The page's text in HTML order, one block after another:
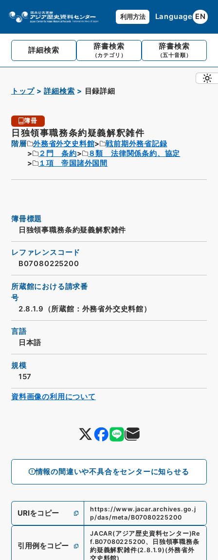
利用方法 Language EN
詳細検索 辞書検索
（カテゴリ）
辞書検索
（五十音順）
トップ 詳細検索 目録詳細
簿冊
日独領事職務条約疑義解釈雑件
階層 外務省外交史料館
戦前期外務省記録
２門 条約
８類 法律関係条約、協定
１項 帝国諸外国間
情報の間違いや不具合をセンターに知らせる
簿冊標題
日独領事職務条約疑義解釈雑件
レファレンスコード
B07080225200
所蔵館における請求番
号
2.8.1.9（所蔵館：外務省外交史料館）
言語
日本語
規模
157
URIをコピー
https://www.jacar.archives.go.j
p/das/meta/B07080225200
引用例をコピー
JACAR(アジア歴史資料センター)Re
f. B07080225200、
日独領事職務条
約疑義解釈雑件(2.8.1.9) (外務省外
交史料館)
資料画像の利用について